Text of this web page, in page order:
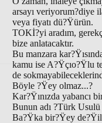
arsayı veriyorum?diye
veya fiyatı dü?Ÿürün.
TOKİ?yi aradım,
bize anlatacaktır.
Bu manzara
kamu ise A?Ÿçıo?Ÿlu
de
Böyle ?Ÿey olmaz...?
Kar?Ÿınızda yabancı
Bunun adı ?Türk Usulü
Ba?Ÿka bir?Ÿey